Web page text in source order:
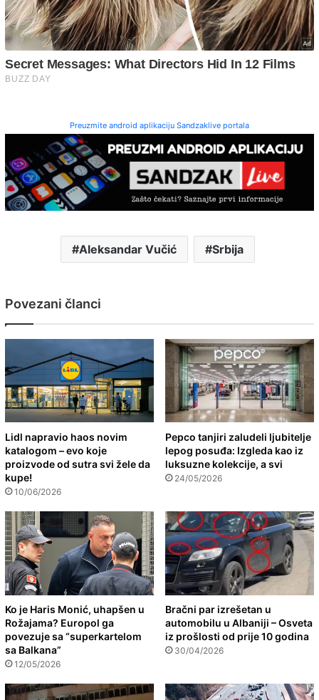
Preuzmite android aplikaciju Sandzaklive portala
Aleksandar Vučić Srbija
Povezani članci
Lidl napravio haos novim
katalogom – evo koje
proizvode od sutra svi žele da
kupe!
10/06/2026
Pepco tanjiri zaludeli ljubitelje
lepog posuđa: Izgleda kao iz
luksuzne kolekcije, a svi
24/05/2026
Ko je Haris Monić, uhapšen u
Rožajama? Europol ga
povezuje sa “superkartelom
sa Balkana”
12/05/2026
Bračni par izrešetan u
automobilu u Albaniji – Osveta
iz prošlosti od prije 10 godina
30/04/2026